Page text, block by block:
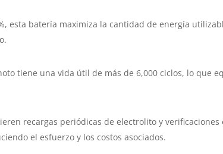
esta batería maximiza la cantidad de energía
tiene una vida útil de más de 6,000 ciclos, lo que
recargas periódicas de electrolito y
el esfuerzo y los costos asociados.